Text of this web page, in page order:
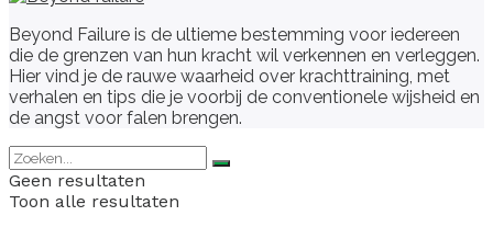
Beyond Failure is de ultieme bestemming voor iedereen
die de grenzen van hun kracht wil verkennen en verleggen.
Hier vind je de rauwe waarheid over krachttraining, met
verhalen en tips die je voorbij de conventionele wijsheid en
de angst voor falen brengen.
Geen resultaten
Toon alle resultaten